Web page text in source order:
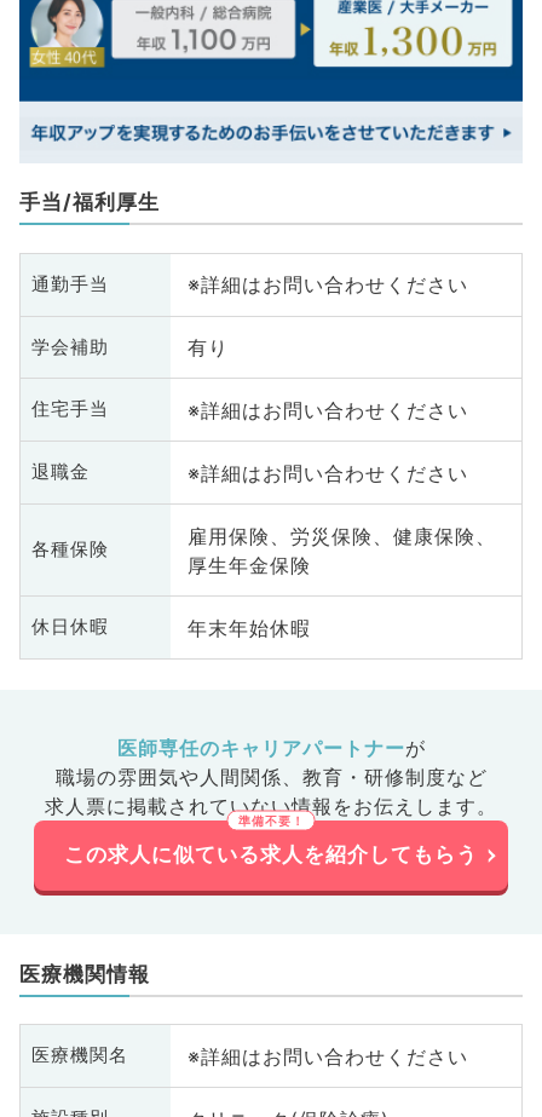
手当/福利厚生
通勤手当 ※詳細はお問い合わせください
学会補助 有り
住宅手当 ※詳細はお問い合わせください
退職金 ※詳細はお問い合わせください
各種保険
雇用保険、労災保険、健康保険、
厚生年金保険
休日休暇 年末年始休暇
医師専任のキャリアパートナーが
職場の雰囲気や人間関係、 教育・研修制度など
求人票に掲載されていない情報をお伝えします。
この求人に似ている求人を紹介してもらう
医療機関情報
医療機関名 ※詳細はお問い合わせください